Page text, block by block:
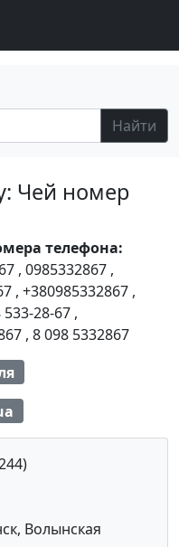
Найти
Чей номер
телефона:
, 0985332867 ,
, +380985332867 ,
533-28-67 ,
, 8 098 5332867
Волынская